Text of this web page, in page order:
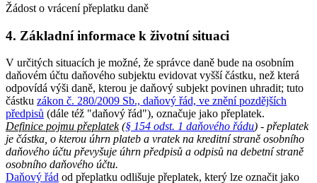
Žádost o vrácení přeplatku daně
4. Základní informace k životní situaci
V určitých situacích je možné, že správce daně bude na osobním
daňovém účtu daňového subjektu evidovat vyšší částku, než která
odpovídá výši daně, kterou je daňový subjekt povinen uhradit; tuto
částku zákon č. 280/2009 Sb., daňový řád, ve znění pozdějších
předpisů (dále též "daňový řád"), označuje jako přeplatek.
Definice pojmu přeplatek(§ 154 odst. 1 daňového řádu) - přeplatek
je částka, o kterou úhrn plateb a vratek na kreditní straně osobního
daňového účtu převyšuje úhrn předpisů a odpisů na debetní straně
osobního daňového účtu.
Daňový řád od přeplatku odlišuje přeplatek, který lze označit jako